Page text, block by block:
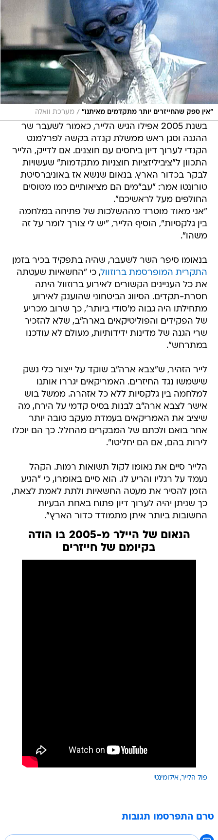
"אין ספק שהחייזרים יותר מתקדמים מאיתנו" / מערכת וואלה
בשנת 2005 אפילו הגיש הלייר, כאמור לשעבר שר
ההגנה וסגן ראש ממשלת קנדה בקשה לפרלמנט
הקנדי לערוך דיון ביחסים עם חוצנים. אם לדייק, הלייר
התכוון ל"ציביליזציות חוצניות מתקדמות" שעשויות
לבקר בכדור הארץ. בנאום שנשא אז באוניברסיטת
טורונטו אמר: "עב"מים הם מציאותיים כמו מטוסים
החולפים מעל לראשיכם".
"אני מאוד מוטרד מההשלכות של פתיחה במלחמה
בין גלקסיות", הוסיף הלייר, "יש לי צורך לומר על זה
משהו".
בנאומו סיפר השר לשעבר, שהיה בתפקיד בכיר בזמן
התקרית המופרסמת ברוזוול, כי "החשאיות שעטתה
את כל העניינים הקשורים לאירוע ברוזוול היתה
חסרת-תקדים. הסיווג הביטחוני שהוענק לאירוע
מתחילתו היה גבוה מ'סודי ביותר', כך שרוב מכריע
של הפקידים והפוליטיקאים בארה"ב, שלא להזכיר
שרי הגנה של מדינות ידידותיות, מעולם לא עודכנו
במתרחש".
לייר הזהיר, ש"צבא ארה"ב שוקד על ייצור כלי נשק
שישמשו נגד החיזרים. האמריקאים יגררו אותנו
למלחמה בין גלקסיות ללא כל אזהרה. ממשל בוש
אישר לצבא ארה"ב לבנות בסיס קדמי על הירח, מה
שיציב את האמריקאים בעמדת מעקב טובה יותר
אחר בואם ולכתם של המבקרים מהחלל. כך הם יוכלו
לירות בהם, אם הם יחליטו".
הלייר סיים את נאומו לקול תשואות רמות. הקהל
נעמד על רגליו והריע לו. הוא סיים באומרו, כי "הגיע
הזמן להסיר את מעטה החשאיות ולתת לאמת לצאת,
כך שניתן יהיה לערוך דיון פתוח באחת הבעיות
החשובות ביותר איתן מתמודד כדור הארץ".
הנאום של היילר מ-2005 בו הודה
בקיומם של חייזרים
פול הלייר אילומינטי
טרם התפרסמו תגובות